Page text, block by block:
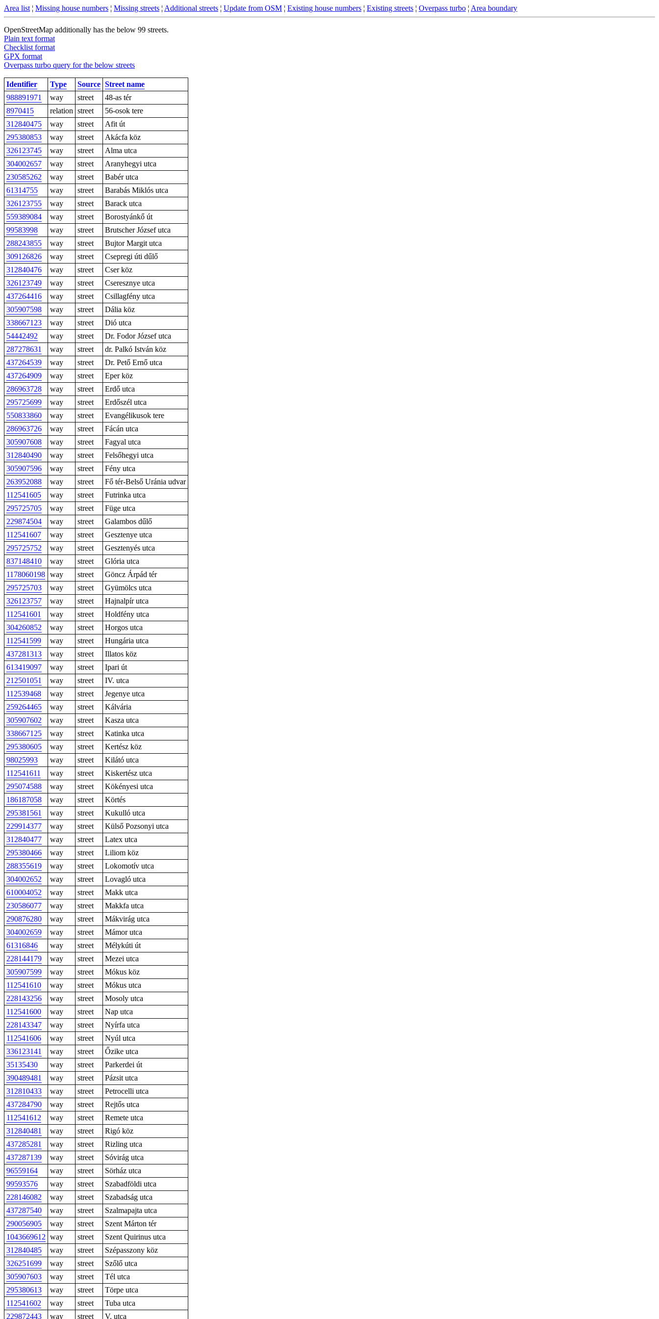
Area list ¦ Missing house numbers ¦ Missing streets ¦ Additional streets ¦ Update from OSM ¦ Existing house numbers ¦ Existing streets ¦ Overpass turbo ¦ Area boundary
OpenStreetMap additionally has the below 99 streets.
Plain text format
Checklist format
GPX format
Overpass turbo query for the below streets
Identifier Type Source Street name
988891971
way street
48-as tér
8970415
relation street
56-osok tere
312840475
way street
Afit út
295380853
way street
Akácfa köz
326123745
way street
Alma utca
304002657
way street
Aranyhegyi utca
230585262
way street
Babér utca
61314755
way street
Barabás Miklós utca
326123755
way street
Barack utca
559389084
way street
Borostyánkő út
99583998
way street
Brutscher József utca
288243855
way street
Bujtor Margit utca
309126826
way street
Csepregi úti dűlő
312840476
way street
Cser köz
326123749
way street
Cseresznye utca
437264416
way street
Csillagfény utca
305907598
way street
Dália köz
338667123
way street
Dió utca
54442492
way street
Dr. Fodor József utca
287278631
way street
dr. Palkó István köz
437264539
way street
Dr. Pető Ernő utca
437264909
way street
Eper köz
286963728
way street
Erdő utca
295725699
way street
Erdőszél utca
550833860
way street
Evangélikusok tere
286963726
way street
Fácán utca
305907608
way street
Fagyal utca
312840490
way street
Felsőhegyi utca
305907596
way street
Fény utca
263952088
way street
Fő tér-Belső Uránia udvar
112541605
way street
Futrinka utca
295725705
way street
Füge utca
229874504
way street
Galambos dűlő
112541607
way street
Gesztenye utca
295725752
way street
Gesztenyés utca
837148410
way street
Glória utca
1178060198 way street
Göncz Árpád tér
295725703
way street
Gyümölcs utca
326123757
way street
Hajnalpír utca
112541601
way street
Holdfény utca
304260852
way street
Horgos utca
112541599
way street
Hungária utca
437281313
way street
Illatos köz
613419097
way street
Ipari út
212501051
way street
IV. utca
112539468
way street
Jegenye utca
259264465
way street
Kálvária
305907602
way street
Kasza utca
338667125
way street
Katinka utca
295380605
way street
Kertész köz
98025993
way street
Kilátó utca
112541611
way street
Kiskertész utca
295074588
way street
Kökényesi utca
186187058
way street
Körtés
295381561
way street
Kukulló utca
229914377
way street
Külső Pozsonyi utca
312840477
way street
Latex utca
295380466
way street
Liliom köz
288355619
way street
Lokomotív utca
304002652
way street
Lovagló utca
610004052
way street
Makk utca
230586077
way street
Makkfa utca
290876280
way street
Mákvirág utca
304002659
way street
Mámor utca
61316846
way street
Mélykúti út
228144179
way street
Mezei utca
305907599
way street
Mókus köz
112541610
way street
Mókus utca
228143256
way street
Mosoly utca
112541600
way street
Nap utca
228143347
way street
Nyírfa utca
112541606
way street
Nyúl utca
336123141
way street
Őzike utca
35135430
way street
Parkerdei út
390489481
way street
Pázsit utca
312810433
way street
Petrocelli utca
437284790
way street
Rejtős utca
112541612
way street
Remete utca
312840481
way street
Rigó köz
437285281
way street
Rizling utca
437287139
way street
Sóvirág utca
96559164
way street
Sörház utca
99593576
way street
Szabadföldi utca
228146082
way street
Szabadság utca
437287540
way street
Szalmapajta utca
290056905
way street
Szent Márton tér
1043669612 way street
Szent Quirinus utca
312840485
way street
Szépasszony köz
326251699
way street
Szőlő utca
305907603
way street
Tél utca
295380613
way street
Törpe utca
112541602
way street
Tuba utca
229872443
way street V. utca